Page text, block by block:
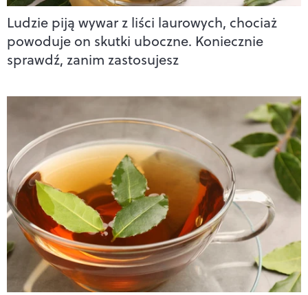
Ludzie piją wywar z liści laurowych, chociaż
powoduje on skutki uboczne. Koniecznie
sprawdź, zanim zastosujesz